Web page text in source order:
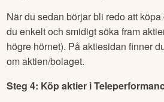
När du sedan börjar bli redo att
du enkelt och smidigt söka fram
högre hörnet). På aktiesidan finner
om aktien/bolaget.
Steg 4: Köp aktier i